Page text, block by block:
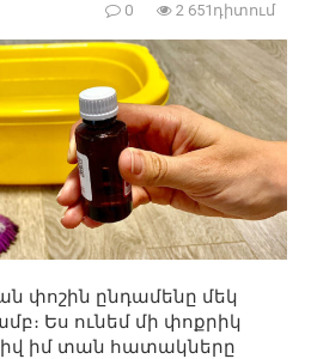
0
2 651դիտում
փոշին ընդամենը մեկ
Ես ունեմ մի փոքրիկ
իմ տան հատակները